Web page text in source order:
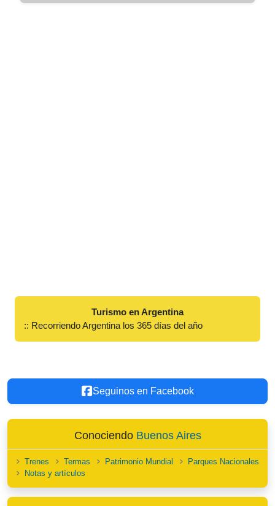
Turismo en Argentina
:: Recorriendo Argentina los 365 días del año
Seguinos en Facebook
Conociendo Buenos Aires
Trenes Termas Patrimonio Mundial
Parques Nacionales
Notas y artículos